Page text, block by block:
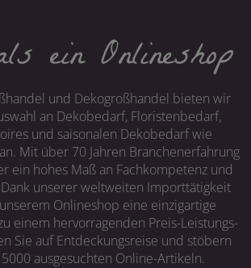
ein Onlineshop
und Dekogroßhandel bieten wir
an Dekobedarf, Floristenbedarf,
und saisonalen Dekobedarf wie
Mit über 70 Jahren Branchenerfahrung
ein hohes Maß an Fachkompetenz und
unserer weltweiten Importtätigkeit
Onlineshop eine einzigartige
einem hervorragenden Preis-Leistungs-
Sie auf Entdeckungsreise und stöbern
ausgesuchten Online-Artikeln.